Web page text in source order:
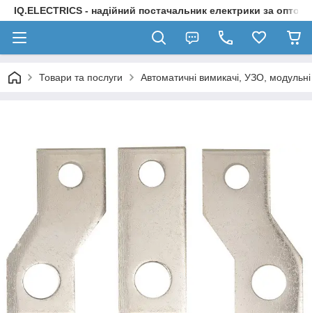
IQ.ELECTRICS - надійний постачальник електрики за
Товари та послуги Автоматичні вимикачі, УЗО,